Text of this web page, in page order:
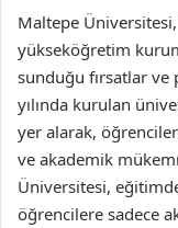
Maltepe
yükseköğretim
sunduğu fırsatlar
yılında kurulan
yer alarak,
ve akademik
Üniversitesi,
öğrencilere sadece